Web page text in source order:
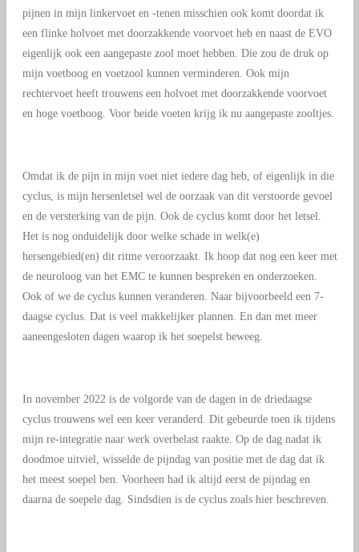
pijnen in mijn linkervoet en -tenen misschien ook komt doordat ik
een flinke holvoet met doorzakkende voorvoet heb en naast de EVO
eigenlijk ook een aangepaste zool moet hebben. Die zou de druk op
mijn voetboog en voetzool kunnen verminderen. Ook mijn
rechtervoet heeft trouwens een holvoet met doorzakkende voorvoet
en hoge voetboog. Voor beide voeten krijg ik nu aangepaste zooltjes.
Omdat ik de pijn in mijn voet niet iedere dag heb, of eigenlijk in die
cyclus, is mijn hersenletsel wel de oorzaak van dit verstoorde gevoel
en de versterking van de pijn. Ook de cyclus komt door het letsel.
Het is nog onduidelijk door welke schade in welk(e)
hersengebied(en) dit ritme veroorzaakt. Ik hoop dat nog een keer met
de neuroloog van het EMC te kunnen bespreken en onderzoeken.
Ook of we de cyclus kunnen veranderen. Naar bijvoorbeeld een 7-
daagse cyclus. Dat is veel makkelijker plannen. En dan met meer
aaneengesloten dagen waarop ik het soepelst beweeg.
In november 2022 is de volgorde van de dagen in de driedaagse
cyclus trouwens wel een keer veranderd. Dit gebeurde toen ik tijdens
mijn re-integratie naar werk overbelast raakte. Op de dag nadat ik
doodmoe uitviel, wisselde de pijndag van positie met de dag dat ik
het meest soepel ben. Voorheen had ik altijd eerst de pijndag en
daarna de soepele dag. Sindsdien is de cyclus zoals hier beschreven.